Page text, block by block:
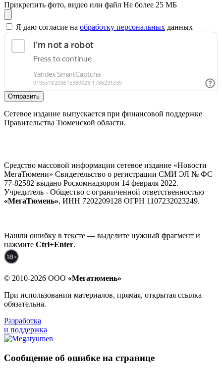
Прикрепить фото, видео или файл Не более 25 МБ
Я даю согласие на обработку персональных данных
Отправить
Сетевое издание выпускается при финансовой поддержке
Правительства Тюменской области.
Средство массовой информации сетевое издание «Новости
МегаТюмени» Свидетельство о регистрации СМИ ЭЛ № ФС
77-82582 выдано Роскомнадзором 14 февраля 2022.
Учредитель - Общество с ограниченной ответственностью
«МегаТюмень», ИНН 7202209128 ОГРН 1107232023249.
Нашли ошибку в тексте — выделите нужный фрагмент и
нажмите Ctrl+Enter.
© 2010-2026 ООО «Мегатюмень»
При использовании материалов, прямая, открытая ссылка
обязательна.
Разработка
и поддержка
Сообщение об ошибке на странице